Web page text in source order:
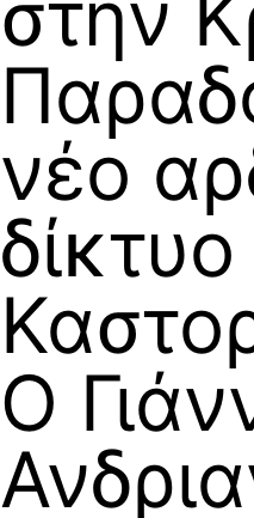
νέο
Ο